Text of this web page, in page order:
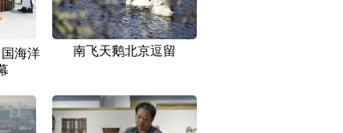
海洋
南飞天鹅北京逗留